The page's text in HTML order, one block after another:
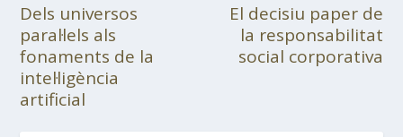
Dels universos
paral·lels als
fonaments de la
intel·ligència
artificial
El decisiu paper de
la responsabilitat
social corporativa